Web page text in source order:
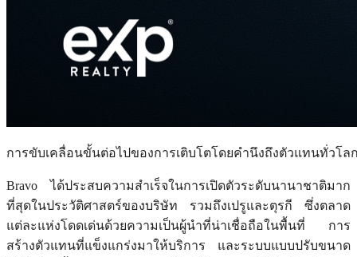
การขับเคลื่อนขั้นต่อไปของการเติบโตโดยคำนึงถึงตัวแทนทั่วโล
Bravo ได้ประสบความสำเร็จในการเปิดตัวระดับนานาชาติมาก
ที่สุดในประวัติศาสตร์ของบริษัท รวมถึงเปรูและตุรกี ซึ่งตลาด
แต่ละแห่งโดดเด่นด้วยความเป็นผู้นำที่น่าเชื่อถือในพื้นที่ การ
สร้างตัวแทนที่แข็งแกร่งมาให้บริการ และระบบแบบปรับขนาด